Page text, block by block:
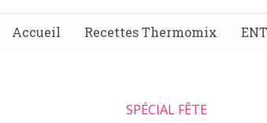
Accueil Recettes Thermomix
SPÉCIAL FÊTE